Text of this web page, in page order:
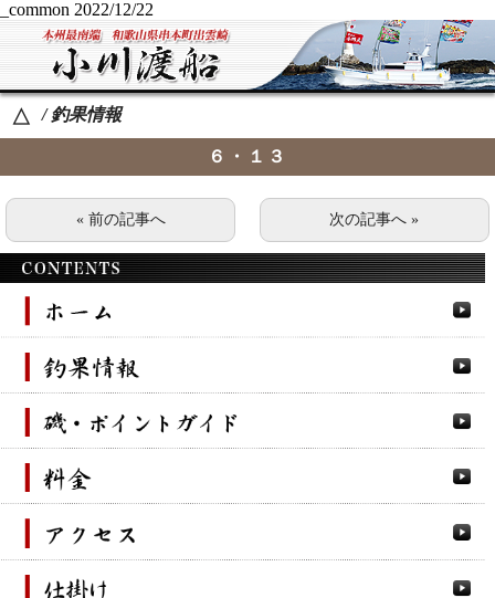
_common 2022/12/22
△ / 釣果情報
６・１３
« 前の記事へ 次の記事へ »